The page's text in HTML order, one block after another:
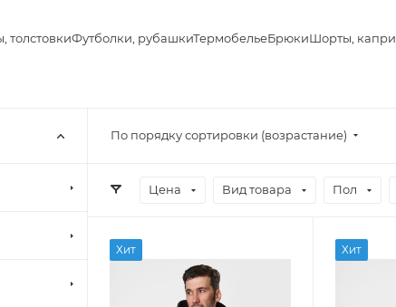
толстовкиФутболки, рубашкиТермобельеБрюкиШорты, капри
По порядку сортировки (возрастание)
Цена Вид товара Пол
Хит Хит